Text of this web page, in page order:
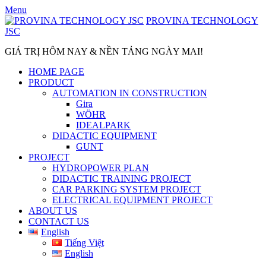
Skip
to
content
Menu
PROVINA TECHNOLOGY
JSC
GIÁ TRỊ HÔM NAY & NỀN TẢNG NGÀY MAI!
HOME PAGE
PRODUCT
AUTOMATION IN CONSTRUCTION
Gira
WÖHR
IDEALPARK
DIDACTIC EQUIPMENT
GUNT
PROJECT
HYDROPOWER PLAN
DIDACTIC TRAINING PROJECT
CAR PARKING SYSTEM PROJECT
ELECTRICAL EQUIPMENT PROJECT
ABOUT US
CONTACT US
English
Tiếng Việt
English